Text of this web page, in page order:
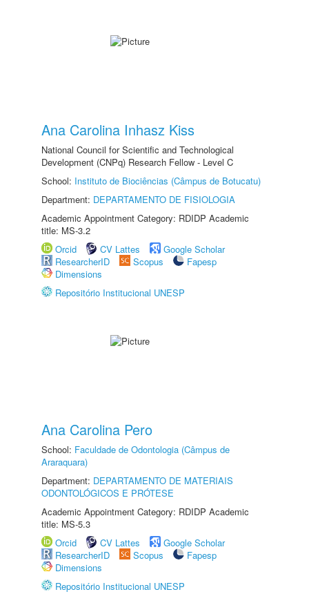
Ana Carolina Inhasz Kiss
National Council for Scientific and Technological
Development (CNPq) Research Fellow - Level C
School: Instituto de Biociências (Câmpus de Botucatu)
Department: DEPARTAMENTO DE FISIOLOGIA
Academic Appointment Category: RDIDP Academic
title: MS-3.2
Orcid
CV Lattes
Google Scholar
ResearcherID
Scopus
Fapesp
Dimensions
Repositório Institucional UNESP
Ana Carolina Pero
School: Faculdade de Odontologia (Câmpus de
Araraquara)
Department: DEPARTAMENTO DE MATERIAIS
ODONTOLÓGICOS E PRÓTESE
Academic Appointment Category: RDIDP Academic
title: MS-5.3
Orcid
CV Lattes
Google Scholar
ResearcherID
Scopus
Fapesp
Dimensions
Repositório Institucional UNESP